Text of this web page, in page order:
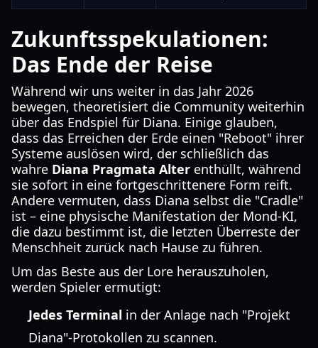
Zukunftsspekulationen:
Das Ende der Reise
Während wir uns weiter in das Jahr 2026
bewegen, theoretisiert die Community weiterhin
über das Endspiel für Diana. Einige glauben,
dass das Erreichen der Erde einen "Reboot" ihrer
Systeme auslösen wird, der schließlich das
wahre Diana Pragmata Alter enthüllt, während
sie sofort in eine fortgeschrittenere Form reift.
Andere vermuten, dass Diana selbst die "Cradle"
ist – eine physische Manifestation der Mond-KI,
die dazu bestimmt ist, die letzten Überreste der
Menschheit zurück nach Hause zu führen.
Um das Beste aus der Lore herauszuholen,
werden Spieler ermutigt:
Jedes Terminal in der Anlage nach "Projekt
Diana"-Protokollen zu scannen.